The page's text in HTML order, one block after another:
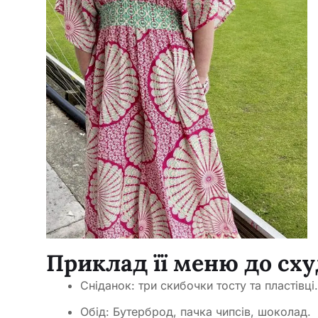
Приклад її меню до
Сніданок: три скибочки тосту та пластівці.
Обід: Бутерброд, пачка чипсів, шоколад.